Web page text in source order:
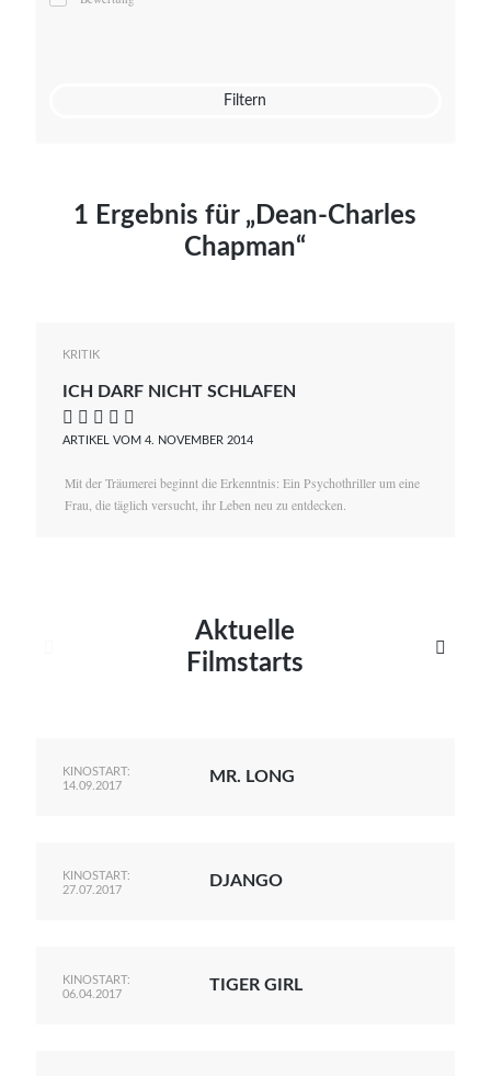
Mato von Vogelstein
Filtern
1 Ergebnis für „Dean-Charles
Chapman“
KRITIK
ICH DARF NICHT SCHLAFEN
    
ARTIKEL VOM 4. NOVEMBER 2014
Mit der Träumerei beginnt die Erkenntnis: Ein Psychothriller um eine
Frau, die täglich versucht, ihr Leben neu zu entdecken.
Aktuelle
Filmstarts

KINOSTART:
14.09.2017
MR. LONG
KINOSTART:
27.07.2017
DJANGO
KINOSTART:
06.04.2017
TIGER GIRL